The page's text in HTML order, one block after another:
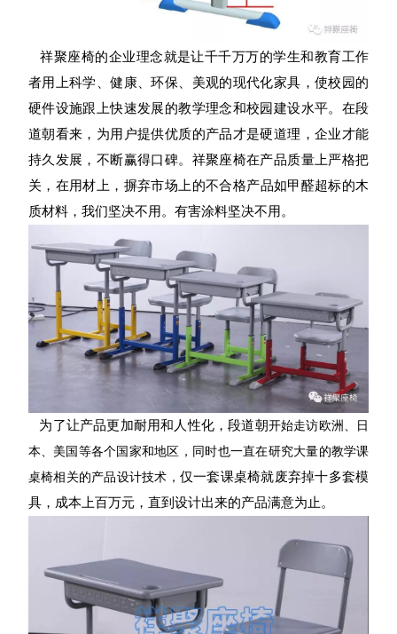
祥聚座椅的企业理念就是让千千万万的学生和教育工作
者用上科学、健康、环保、美观的现代化家具，使校园的
硬件设施跟上快速发展的教学理念和校园建设水平。在段
道朝看来，为用户提供优质的产品才是硬道理，企业才能
持久发展，不断赢得口碑。祥聚座椅在产品质量上严格把
关，在用材上， 摒弃市场上的不合格产品如甲醛超标的木
质材料，我们坚决不用。有害涂料坚决不用。
为了让产品更加耐用和人性化，段道朝开始走访欧洲、日
本、美国等各个国家和地区，同时也一直在研究大量的教学课
桌椅相关的产品设计技术， 仅一套课桌椅就废弃掉十多套模
具，成本上百万元，直到设计出来的产品满意为止。